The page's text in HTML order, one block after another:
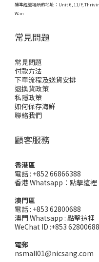
獲準經營場所的地址： Unit 6, 11/F,
Wan
常見問題
常見問題
付款方法
下單流程及送貨安排
退換貨政策
私隱政策
如何保存海鮮
聯絡我們
顧客服務
香港區
電話 : +852 66866388
香港 Whatsapp： 點擊這裡
澳門區
電話 : +853 62800688
澳門 Whatsapp : 點擊這裡
WeChat ID :+853 62800688
電郵
nsmall01@nicsang.com